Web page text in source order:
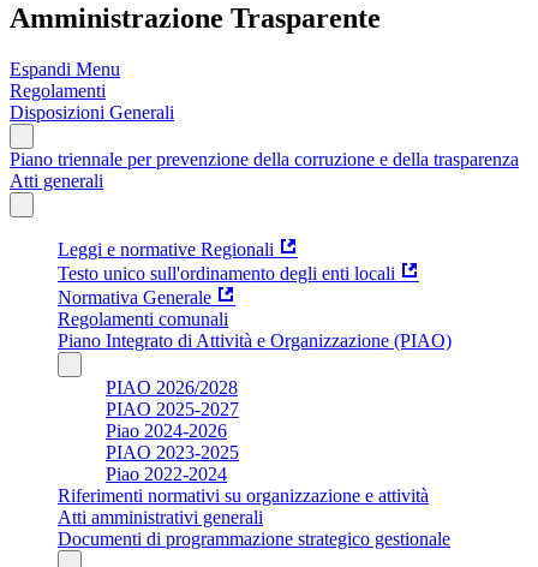
Amministrazione Trasparente
Espandi Menu
Regolamenti
Disposizioni Generali
Piano triennale per prevenzione della corruzione e della trasparenza
Atti generali
Leggi e normative Regionali
Testo unico sull'ordinamento degli enti locali
Normativa Generale
Regolamenti comunali
Piano Integrato di Attività e Organizzazione (PIAO)
PIAO 2026/2028
PIAO 2025-2027
Piao 2024-2026
PIAO 2023-2025
Piao 2022-2024
Riferimenti normativi su organizzazione e attività
Atti amministrativi generali
Documenti di programmazione strategico gestionale